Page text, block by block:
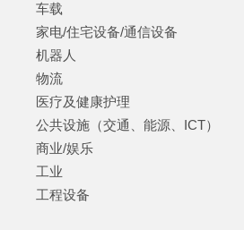
车载
家电/住宅设备/通信设备
机器人
物流
医疗及健康护理
公共设施（交通、能源、ICT）
商业/娱乐
工业
工程设备